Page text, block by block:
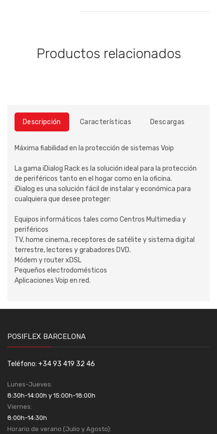
Productos relacionados
Descripción Características Descargas
Máxima fiabilidad en la protección de sistemas Voip
La gama iDialog Rack es la solución ideal para la protección
de periféricos tanto en el hogar como en la oficina.
iDialog es una solución fácil de instalar y económica para
cualquiera que desee proteger:
Equipos informáticos tales como Centros Multimedia y
periféricos
TV, home cinema, receptores de satélite y sistema digital
terrestre, lectores y grabadores DVD.
Módem y router xDSL
Pequeños electrodomésticos
Aplicaciones Voip en red.
POSIFLEX BARCELONA
Teléfono: +34 93 419 32 46
Lunes-Jueves:
8:30h-14:00h y 15:00h-18:00h
Viernes:
8:00h-14:30h
Horario de verano (Julio y Agosto):